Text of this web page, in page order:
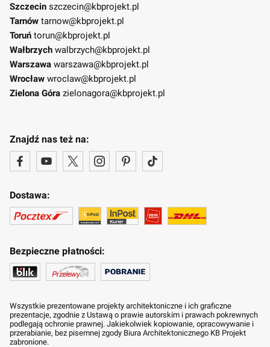
Szczecin szczecin@kbprojekt.pl
Tarnów tarnow@kbprojekt.pl
Toruń torun@kbprojekt.pl
Wałbrzych walbrzych@kbprojekt.pl
Warszawa warszawa@kbprojekt.pl
Wrocław wroclaw@kbprojekt.pl
Zielona Góra zielonagora@kbprojekt.pl
Znajdź nas też na:
Dostawa:
Bezpieczne płatności:
Wszystkie prezentowane projekty architektoniczne i ich graficzne
prezentacje, zgodnie z Ustawą o prawie autorskim i prawach pokrewnych
podlegają ochronie prawnej. Jakiekolwiek kopiowanie, opracowywanie i
przerabianie, bez pisemnej zgody Biura Architektonicznego KB Projekt
zabronione.